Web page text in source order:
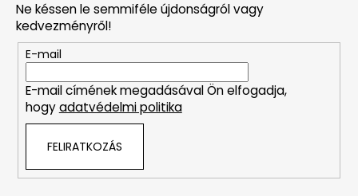
Ne késsen le semmiféle újdonságról vagy
kedvezményről!
E-mail
E-mail címének megadásával Ön elfogadja,
hogyadatvédelmi politika
FELIRATKOZÁS